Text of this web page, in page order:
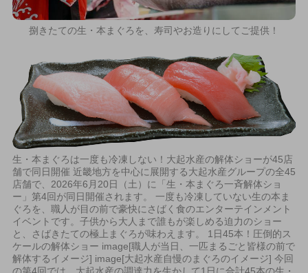
捌きたての生・本まぐろを、寿司やお造りにしてご提供！
生・本まぐろは一度も冷凍しない！大起水産の解体ショーが45店
舗で同日開催 近畿地方を中心に展開する大起水産グループの全45
店舗で、2026年6月20日（土）に「生・本まぐろ一斉解体ショ
ー」第4回が同日開催されます。 一度も冷凍していない生の本ま
ぐろを、職人が目の前で豪快にさばく食のエンターテインメント
イベントです。子供から大人まで誰もが楽しめる迫力のショー
と、さばきたての極上まぐろが味わえます。 1日45本！圧倒的ス
ケールの解体ショー image[職人が当日、一匹まるごと皆様の前で
解体するイメージ] image[大起水産自慢のまぐろのイメージ] 今回